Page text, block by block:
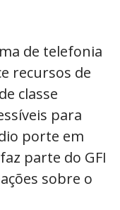
de telefonia
recursos de
classe
para
porte em
parte do GFI
sobre o